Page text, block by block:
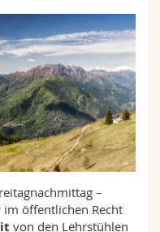
–
öffentlichen Recht
von den Lehrstühlen